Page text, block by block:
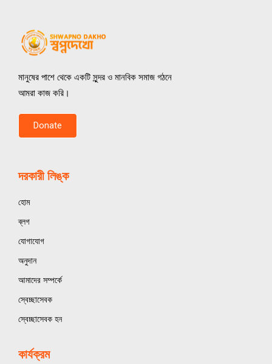
মানুষের পাশে থেকে একটি সুন্দর ও মানবিক সমাজ গঠনে
আমরা কাজ করি।
Donate
দরকারী লিঙ্ক
হোম
ব্লগ
যোগাযোগ
অনুদান
আমাদের সম্পর্কে
স্বেচ্ছাসেবক
স্বেচ্ছাসেবক হন
কার্যক্রম